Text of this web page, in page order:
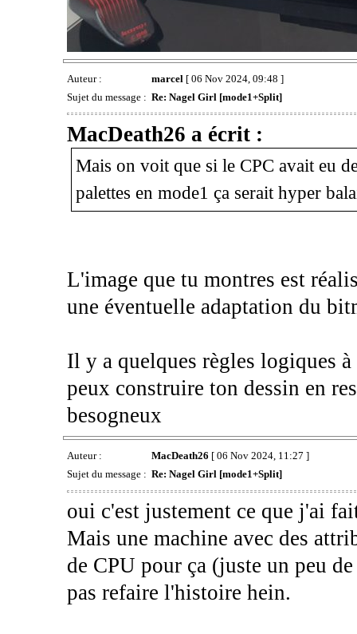
Auteur : marcel [ 06 Nov 2024, 09:48 ]
Sujet du message : Re: Nagel Girl [mode1+Split]
MacDeath26 a écrit :
Mais on voit que si le CPC avait eu
palettes en mode1 ça serait hyper
L'image que tu montres est
une éventuelle adaptation du
Il y a quelques règles logiques
peux construire ton dessin en
besogneux
Auteur : MacDeath26 [ 06 Nov 2024, 11:27 ]
Sujet du message : Re: Nagel Girl [mode1+Split]
oui c'est justement ce que j'ai
Mais une machine avec des
de CPU pour ça (juste un peu
pas refaire l'histoire hein.